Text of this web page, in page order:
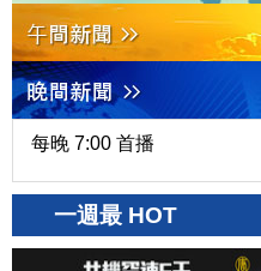
每晚 7:00 首播
一週最 HOT